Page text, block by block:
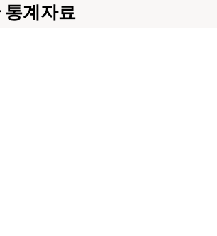
통계자료